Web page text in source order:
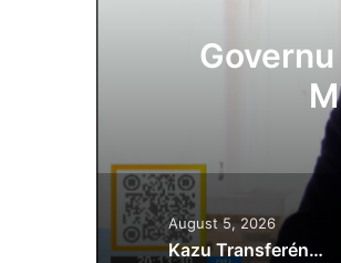
August 5, 2026
Kazu Transferénsia Osan Millaun 42 Husi Singapura, Advogadu Sei Halo Rekursu